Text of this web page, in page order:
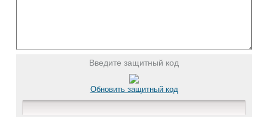
Введите защитный код
Обновить защитный код